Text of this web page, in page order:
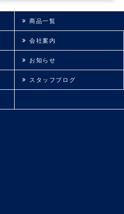
商品一覧
会社案内
お知らせ
スタッフブログ